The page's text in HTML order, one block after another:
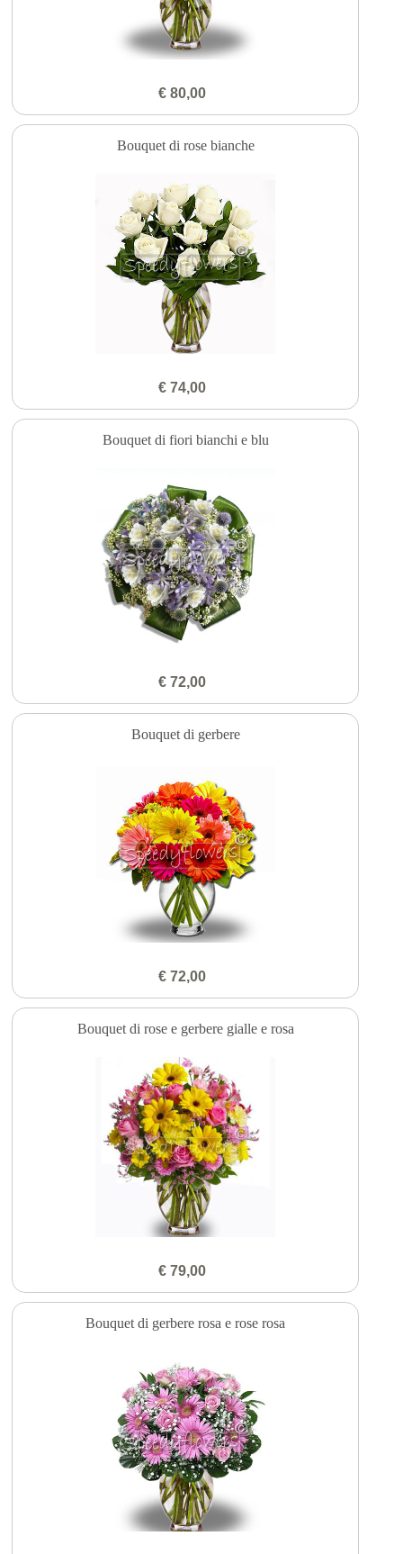
€ 80,00
Bouquet di rose bianche
€ 74,00
Bouquet di fiori bianchi e blu
€ 72,00
Bouquet di gerbere
€ 72,00
Bouquet di rose e gerbere gialle e rosa
€ 79,00
Bouquet di gerbere rosa e rose rosa